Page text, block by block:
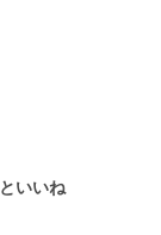
いいね